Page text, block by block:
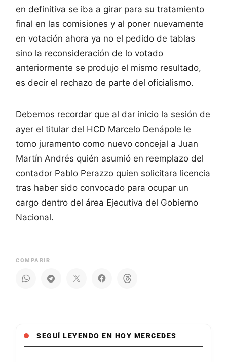
en definitiva se iba a girar para su tratamiento
final en las comisiones y al poner nuevamente
en votación ahora ya no el pedido de tablas
sino la reconsideración de lo votado
anteriormente se produjo el mismo resultado,
es decir el rechazo de parte del oficialismo.
Debemos recordar que al dar inicio la sesión de
ayer el titular del HCD Marcelo Denápole le
tomo juramento como nuevo concejal a Juan
Martín Andrés quién asumió en reemplazo del
contador Pablo Perazzo quien solicitara licencia
tras haber sido convocado para ocupar un
cargo dentro del área Ejecutiva del Gobierno
Nacional.
COMPARIR
SEGUÍ LEYENDO EN HOY MERCEDES